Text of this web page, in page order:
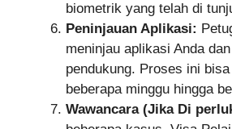
biometrik yang telah di
Peninjauan Aplikasi:
meninjau aplikasi Anda
pendukung. Proses ini
beberapa minggu hingga
Wawancara (Jika Di